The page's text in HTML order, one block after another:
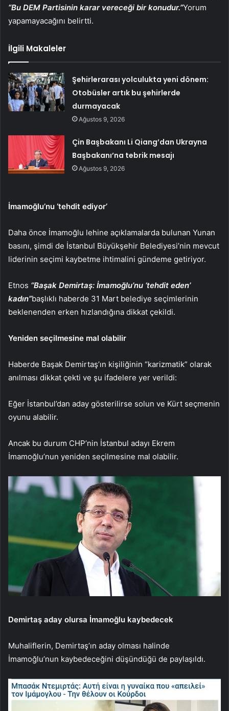
“Bu DEM Partisinin karar vereceği bir konudur.”Yorum
yapamayacağını belirtti.
İlgili Makaleler
Şehirlerarası yolculukta yeni dönem:
Otobüsler artık bu şehirlerde
durmayacak
Ağustos 9, 2026
Çin Başbakanı Li Qiang’dan Ukrayna
Başbakanı’na tebrik mesajı
Ağustos 9, 2026
İmamoğlu’nu ‘tehdit ediyor’
Daha önce İmamoğlu lehine açıklamalarda bulunan Yunan
basını, şimdi de İstanbul Büyükşehir Belediyesi’nin mevcut
liderinin seçimi kaybetme ihtimalini gündeme getiriyor.
Etnos “Başak Demirtaş: İmamoğlu’nu ‘tehdit eden’
kadın”başlıklı haberde 31 Mart belediye seçimlerinin
beklenenden erken hızlandığına dikkat çekildi.
Yeniden seçilmesine mal olabilir
Haberde Başak Demirtaş’ın kişiliğinin “karizmatik” olarak
anılması dikkat çekti ve şu ifadelere yer verildi:
Eğer İstanbul’dan aday gösterilirse solun ve Kürt seçmenin
oyunu alabilir.
Ancak bu durum CHP’nin İstanbul adayı Ekrem
İmamoğlu’nun yeniden seçilmesine mal olabilir.
Demirtaş aday olursa İmamoğlu kaybedecek
Muhaliflerin, Demirtaş’ın aday olması halinde
İmamoğlu’nun kaybedeceğini düşündüğü de paylaşıldı.